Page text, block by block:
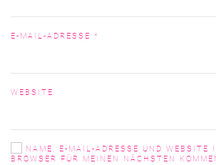
E-MAIL-ADRESSE *
WEBSITE
NAME, E-MAIL-ADRESSE UND WEBSITE
BROWSER FÜR MEINEN NÄCHSTEN